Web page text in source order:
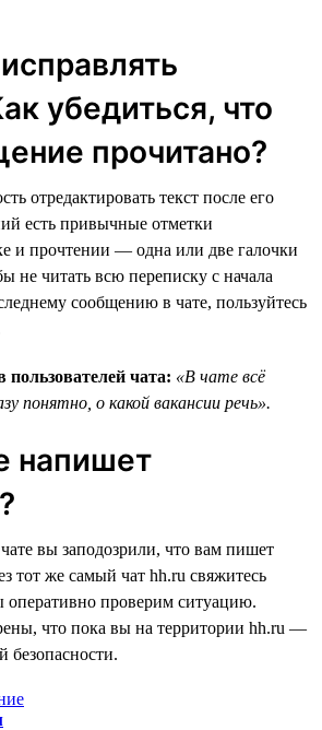
убедиться, что
прочитано?
отредактировать текст после его
есть привычные отметки
и прочтении — одна или две галочки
не читать всю переписку с начала
сообщению в чате, пользуйтесь
пользователей чата: «В чате всё
понятно, о какой вакансии речь».
напишет
вы заподозрили, что вам пишет
тот же самый чат hh.ru свяжитесь
проверим ситуацию.
что пока вы на территории hh.ru —
безопасности.